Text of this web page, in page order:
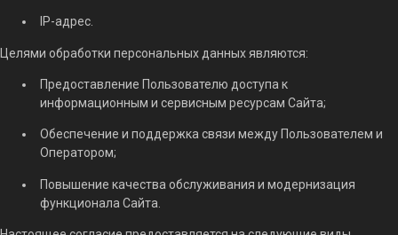
IP-адрес.
Целями обработки персональных данных являются:
Предоставление Пользователю доступа к
информационным и сервисным ресурсам Сайта;
Обеспечение и поддержка связи между Пользователем и
Оператором;
Повышение качества обслуживания и модернизация
функционала Сайта.